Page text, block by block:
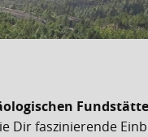
Dir faszinierende